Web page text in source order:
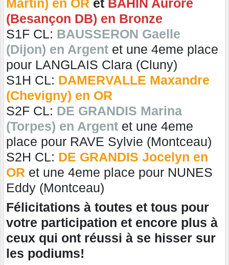
Martin) en OR et BAHIN Aurore
(Besançon DB) en Bronze
S1F CL: BAUSSERON Gaelle
(Dijon) en Argent et une 4eme place
pour LANGLAIS Clara (Cluny)
S1H CL: DAMERVALLE Maxandre
(Chevigny) en OR
S2F CL: DE GRANDIS Marina
(Torpes) en Argent et une 4eme
place pour RAVE Sylvie (Montceau)
S2H CL: DE GRANDIS Jocelyn en
OR et une 4eme place pour NUNES
Eddy (Montceau)
Félicitations à toutes et tous pour
votre participation et encore plus à
ceux qui ont réussi à se hisser sur
les podiums!